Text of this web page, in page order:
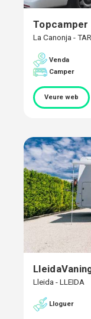
Topcamper
La Canonja -
Venda
Camper
Veure web
Lleida - LLEIDA
Lloguer